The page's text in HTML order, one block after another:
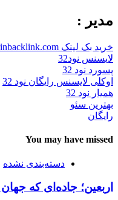
مدیر :
خرید بک لینک behtarinbacklink.com
لایسنس نود32
پسورد نود 32
اوکلی لایسنس رایگان نود 32
همیار نود 32
بهترین سئو
رایگان
You may have missed
دسته‌بندی نشده
اربعین؛ جاده‌ای که